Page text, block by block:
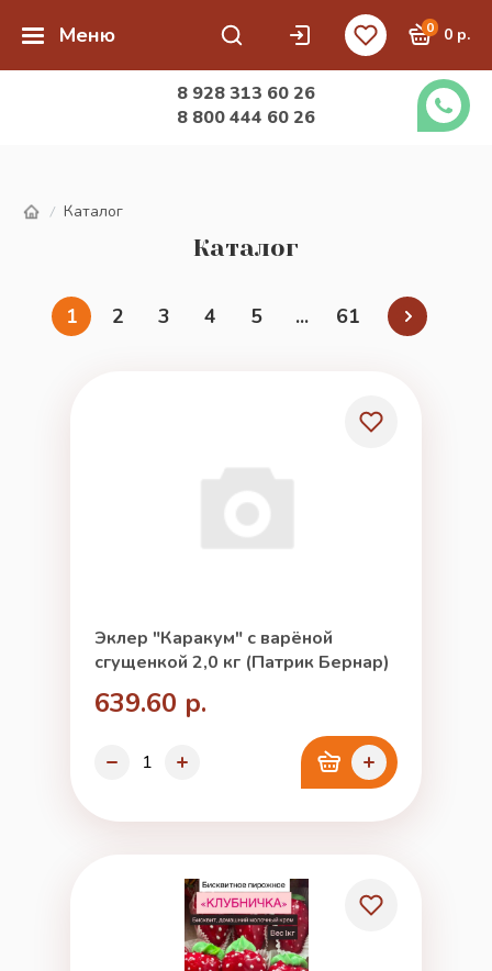
Меню 0 0 р.
8 928 313 60 26
8 800 444 60 26
/ Каталог
Каталог
1 2 3 4 5 ... 61
Эклер "Каракум" с варёной
сгущенкой 2,0 кг (Патрик Бернар)
639.60 р.